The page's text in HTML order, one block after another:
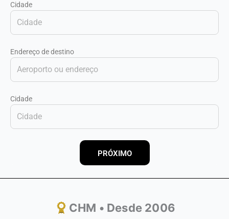
Cidade
Endereço de destino
Cidade
PRÓXIMO
CHM • Desde 2006